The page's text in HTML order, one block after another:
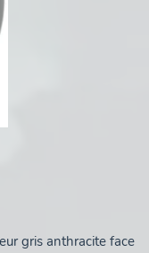
gris anthracite face